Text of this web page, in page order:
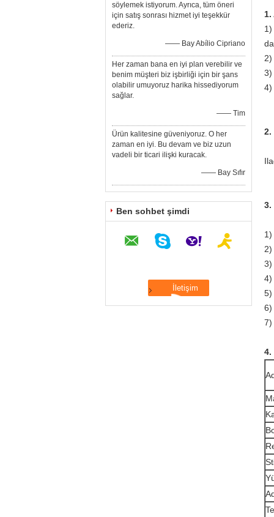
söylemek istiyorum. Ayrıca, tüm öneri
için satış sonrası hizmet iyi teşekkür
ederiz.
—— Bay Abílio Cipriano
Her zaman bana en iyi plan verebilir ve
benim müşteri biz işbirliği için bir şans
olabilir umuyoruz harika hissediyorum
sağlar.
—— Tim
Ürün kalitesine güveniyoruz. O her
zaman en iyi. Bu devam ve biz uzun
vadeli bir ticari ilişki kuracak.
—— Bay Sıfır
Ben sohbet şimdi
1.
2)
3)
4)
2.
3.
1)
2)
3)
4)
5)
6)
7)
4.